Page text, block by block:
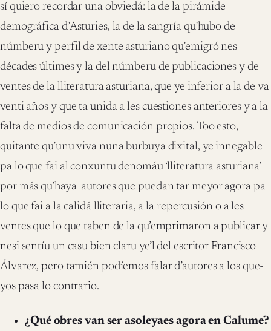
sí quiero recordar una obviedá: la de la pirámide
demográfica d’Asturies, la de la sangría qu’hubo de
númberu y perfil de xente asturiano qu’emigró nes
décades últimes y la del númberu de publicaciones y de
ventes de la lliteratura asturiana, que ye inferior a la de va
venti años y que ta unida a les cuestiones anteriores y a la
falta de medios de comunicación propios. Too esto,
quitante qu’unu viva nuna burbuya dixital, ye innegable
pa lo que fai al conxuntu denomáu ‘lliteratura asturiana’
por más qu’haya autores que puedan tar meyor agora pa
lo que fai a la calidá lliteraria, a la repercusión o a les
ventes que lo que taben de la qu’emprimaron a publicar y
nesi sentíu un casu bien claru ye’l del escritor Francisco
Álvarez, pero tamién podíemos falar d’autores a los que-
yos pasa lo contrario.
¿Qué obres van ser asoleyaes agora en Calume?